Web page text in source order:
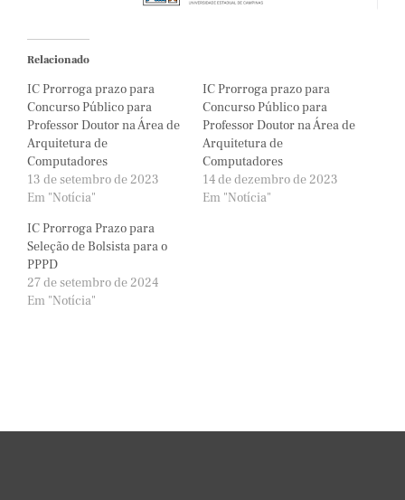
Relacionado
IC Prorroga prazo para
Concurso Público para
Professor Doutor na Área de
Arquitetura de
Computadores
13 de setembro de 2023
Em "Notícia"
IC Prorroga prazo para
Concurso Público para
Professor Doutor na Área de
Arquitetura de
Computadores
14 de dezembro de 2023
Em "Notícia"
IC Prorroga Prazo para
Seleção de Bolsista para o
PPPD
27 de setembro de 2024
Em "Notícia"